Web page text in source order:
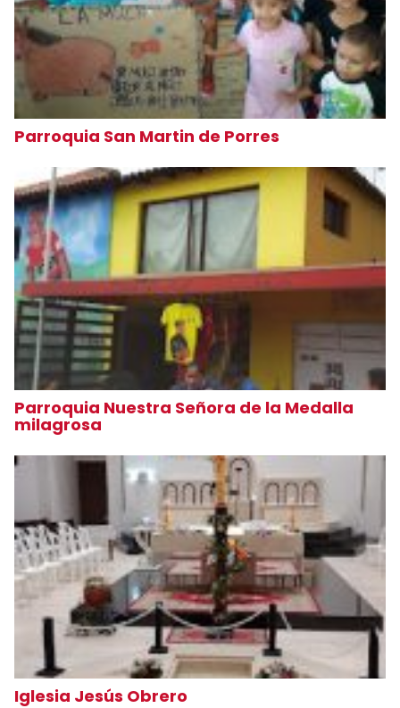
Parroquia San Martin de Porres
Parroquia Nuestra Señora de la Medalla
milagrosa
Iglesia Jesús Obrero